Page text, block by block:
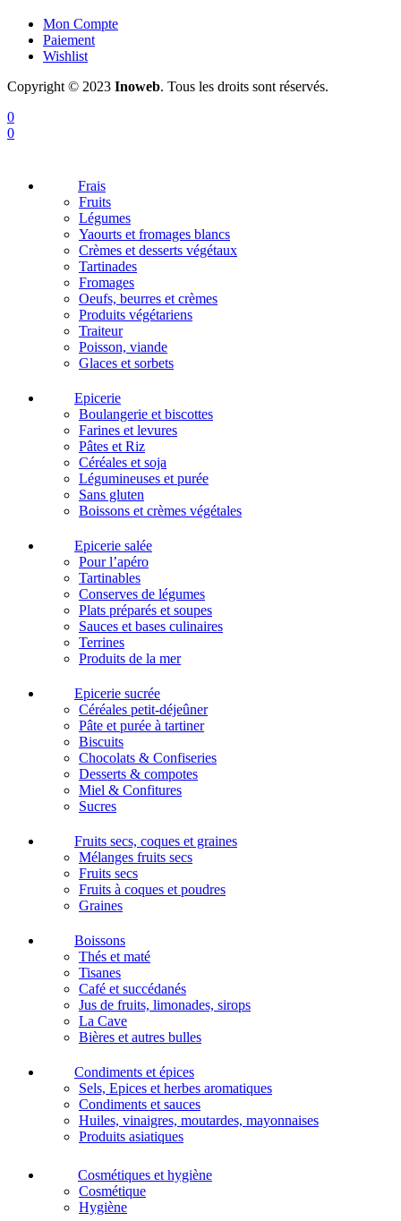
Mon Compte
Paiement
Wishlist
Copyright © 2023 Inoweb. Tous les droits sont réservés.
0
0
Frais
Fruits
Légumes
Yaourts et fromages blancs
Crèmes et desserts végétaux
Tartinades
Fromages
Oeufs, beurres et crèmes
Produits végétariens
Traiteur
Poisson, viande
Glaces et sorbets
Epicerie
Boulangerie et biscottes
Farines et levures
Pâtes et Riz
Céréales et soja
Légumineuses et purée
Sans gluten
Boissons et crèmes végétales
Epicerie salée
Pour l’apéro
Tartinables
Conserves de légumes
Plats préparés et soupes
Sauces et bases culinaires
Terrines
Produits de la mer
Epicerie sucrée
Céréales petit-déjeûner
Pâte et purée à tartiner
Biscuits
Chocolats & Confiseries
Desserts & compotes
Miel & Confitures
Sucres
Fruits secs, coques et graines
Mélanges fruits secs
Fruits secs
Fruits à coques et poudres
Graines
Boissons
Thés et maté
Tisanes
Café et succédanés
Jus de fruits, limonades, sirops
La Cave
Bières et autres bulles
Condiments et épices
Sels, Epices et herbes aromatiques
Condiments et sauces
Huiles, vinaigres, moutardes, mayonnaises
Produits asiatiques
Cosmétiques et hygiène
Cosmétique
Hygiène